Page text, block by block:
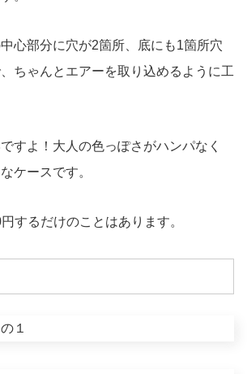
心部分に穴が2箇所、底にも1箇所穴
ちゃんとエアーを取り込めるように工
すよ！大人の色っぽさがハンパなく
ケースです。
するだけのことはあります。